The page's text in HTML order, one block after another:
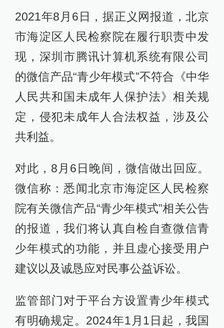
2021年8月6日，据正义网报道，北京
市海淀区人民检察院在履行职责中发
现，深圳市腾讯计算机系统有限公司
的微信产品“青少年模式”不符合《中华
人民共和国未成年人保护法》相关规
定，侵犯未成年人合法权益，涉及公
共利益。
对此，8月6日晚间，微信做出回应。
微信称：悉闻北京市海淀区人民检察
院有关微信产品“青少年模式”相关公告
的报道，我们将认真自检自查微信青
少年模式的功能，并且虚心接受用户
建议以及诚恳应对民事公益诉讼。
监管部门对于平台方设置青少年模式
有明确规定。2024年1月1日起，我国